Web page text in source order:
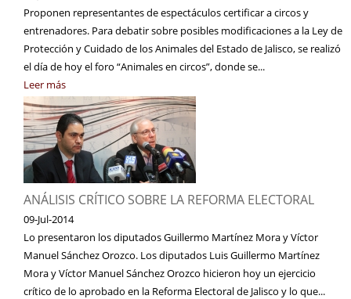
Proponen representantes de espectáculos certificar a circos y
entrenadores. Para debatir sobre posibles modificaciones a la Ley de
Protección y Cuidado de los Animales del Estado de Jalisco, se realizó
el día de hoy el foro “Animales en circos”, donde se...
Leer más
ANÁLISIS CRÍTICO SOBRE LA REFORMA ELECTORAL
09-Jul-2014
Lo presentaron los diputados Guillermo Martínez Mora y Víctor
Manuel Sánchez Orozco. Los diputados Luis Guillermo Martínez
Mora y Víctor Manuel Sánchez Orozco hicieron hoy un ejercicio
crítico de lo aprobado en la Reforma Electoral de Jalisco y lo que...